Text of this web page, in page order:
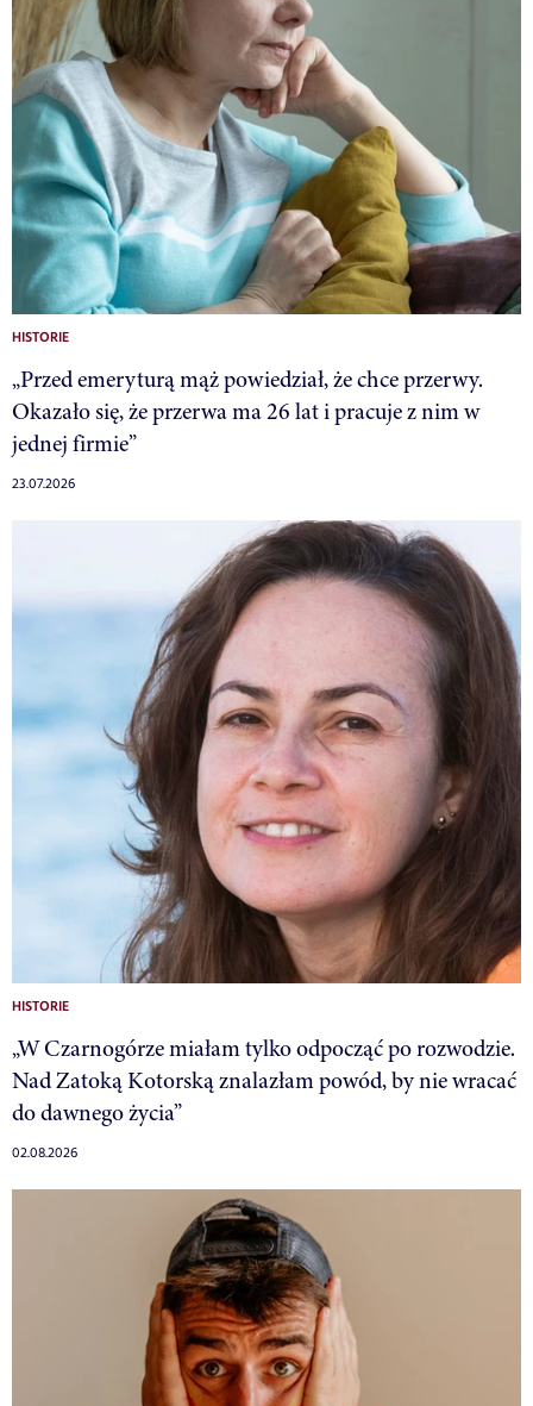
HISTORIE
„Przed emeryturą mąż powiedział, że chce przerwy.
Okazało się, że przerwa ma 26 lat i pracuje z nim w
jednej firmie”
23.07.2026
HISTORIE
„W Czarnogórze miałam tylko odpocząć po rozwodzie.
Nad Zatoką Kotorską znalazłam powód, by nie wracać
do dawnego życia”
02.08.2026